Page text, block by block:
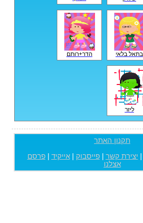
בתאל בלאי הדר+רותם
ליזר
תקנון האתר
יצירת קשר |פייסבוק |אייקיד |פרסם
אצלנו